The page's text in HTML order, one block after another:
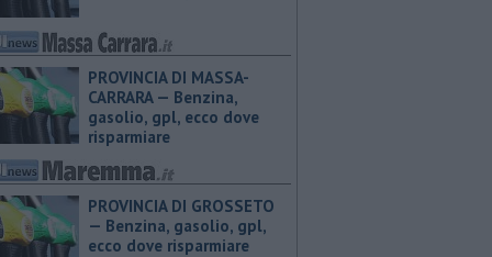
PROVINCIA DI MASSA-
CARRARA — ​Benzina,
gasolio, gpl, ecco dove
risparmiare
PROVINCIA DI GROSSETO
— ​Benzina, gasolio, gpl,
ecco dove risparmiare